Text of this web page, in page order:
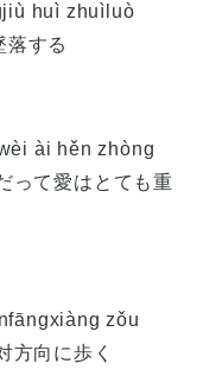
huì zhuìluò
落する
ài hěn zhòng
って愛はとても重
zǒu
方向に歩く